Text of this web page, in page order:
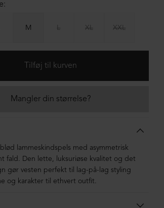
M L XL XXL
Mangler din størrelse?
blød lammeskindspels med asymmetrisk
fald. Den lette, luksuriøse kvalitet og det
gør vesten perfekt til lag-på-lag styling
og karakter til ethvert outfit.